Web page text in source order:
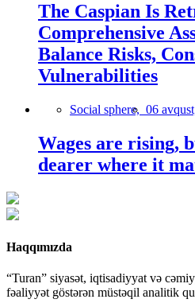
The Caspian Is
Comprehensive
Balance Risks,
Vulnerabilities
Social sphere, 06
Wages are rising,
dearer where it
Haqqımızda
“Turan” siyasət, iqtisadiyyat və
fəaliyyət göstərən müstəqil analitik